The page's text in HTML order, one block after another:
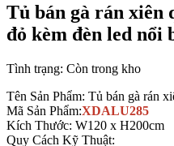
Tủ bán gà rán xiên
đỏ kèm đèn led nổi
Tình trạng: Còn trong kho
Tên Sản Phẩm: Tủ bán gà rán
Mã Sản Phẩm:XDALU285
Kích Thước: W120 x H200cm
Quy Cách Kỹ Thuật: